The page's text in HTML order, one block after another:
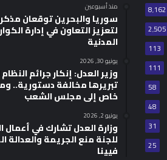
8٬162
2٬505
113
111
58
48
31
25
منذ أسبوعين
سوريا والبحرين توقعان
لتعزيز التعاون في إدارة
المدنية
يونيو 30, 2026
وزير العدل: إنكار جرائم النظام
تبريرها مخالفة دستورية..
خاص إلى مجلس الشعب
يونيو 2, 2026
للجنة منع الجريمة والعدالة
فيينا